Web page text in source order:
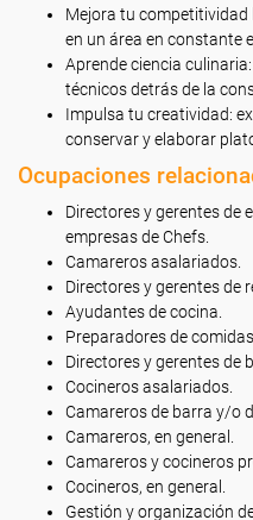
Mejora tu
en un área en constante
Aprende ciencia
técnicos detrás de la
Impulsa tu creatividad:
conservar y elaborar
Ocupaciones
Directores y gerentes de
empresas de Chefs.
Camareros asalariados.
Directores y gerentes de
Ayudantes de cocina.
Preparadores de
Directores y gerentes de
Cocineros asalariados.
Camareros de barra y/o
Camareros, en general.
Camareros y cocineros
Cocineros, en general.
Gestión y organización